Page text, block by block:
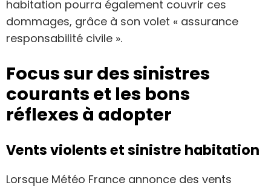
habitation pourra également couvrir ces
dommages, grâce à son volet « assurance
responsabilité civile ».
Focus sur des sinistres
courants et les bons
réflexes à adopter
Vents violents et sinistre habitation
Lorsque Météo France annonce des vents